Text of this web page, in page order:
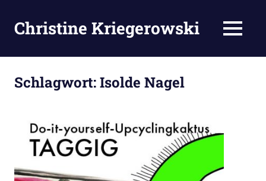
Inhalt
springen
Christine Kriegerowski MENÜ
Schlagwort:Isolde Nagel